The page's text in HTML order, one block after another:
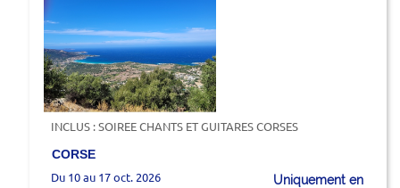
INCLUS : SOIREE CHANTS ET GUITARES CORSES
CORSE
Du 10 au 17 oct. 2026
Uniquement en